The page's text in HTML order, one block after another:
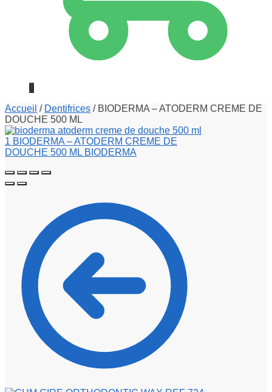
0
Accueil / Dentifrices / BIODERMA – ATODERM CREME DE
DOUCHE 500 ML